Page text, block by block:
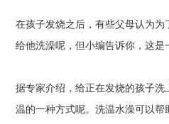
在孩子发烧之后，有些父母认为
给他洗澡呢，但小编告诉你，这是
据专家介绍，给正在发烧的孩子
温的一种方式呢。洗温水澡可以